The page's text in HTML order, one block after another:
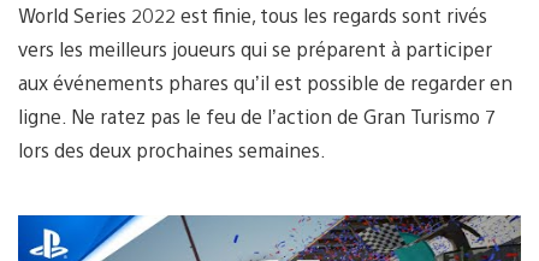
World Series 2022 est finie, tous les regards sont rivés
vers les meilleurs joueurs qui se préparent à participer
aux événements phares qu’il est possible de regarder en
ligne. Ne ratez pas le feu de l’action de Gran Turismo 7
lors des deux prochaines semaines.